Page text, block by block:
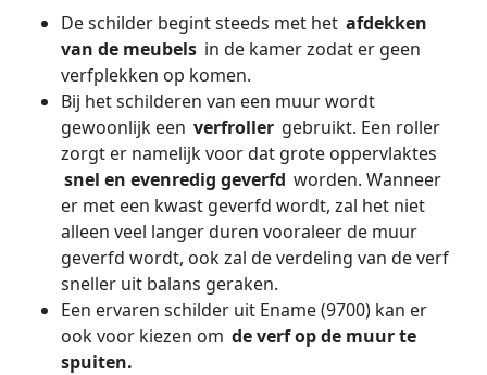
De schilder begint steeds met het afdekken
van de meubels in de kamer zodat er geen
verfplekken op komen.
Bij het schilderen van een muur wordt
gewoonlijk een verfroller gebruikt. Een roller
zorgt er namelijk voor dat grote oppervlaktes
snel en evenredig geverfd worden. Wanneer
er met een kwast geverfd wordt, zal het niet
alleen veel langer duren vooraleer de muur
geverfd wordt, ook zal de verdeling van de verf
sneller uit balans geraken.
Een ervaren schilder uit Ename (9700) kan er
ook voor kiezen om de verf op de muur te
spuiten.